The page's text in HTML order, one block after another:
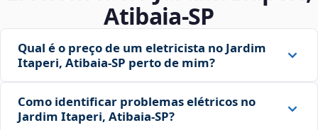
Atibaia‑SP
Qual é o preço de um eletricista no Jardim
Itaperi, Atibaia‑SP perto de mim?
Como identificar problemas elétricos no
Jardim Itaperi, Atibaia‑SP?